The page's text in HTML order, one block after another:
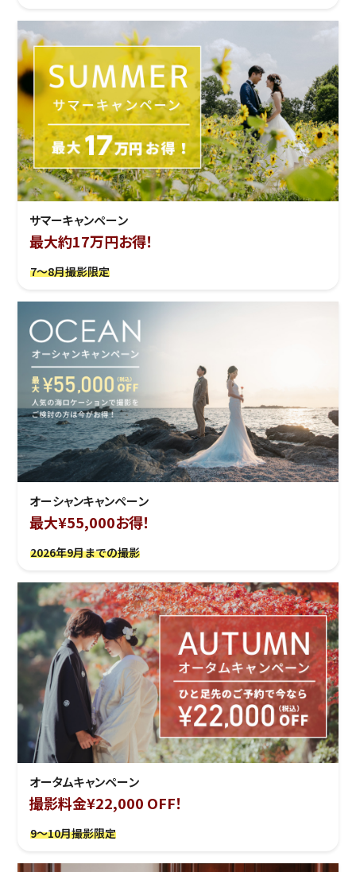
サマーキャンペーン
最大約17万円お得！
7～8月撮影限定
オーシャンキャンペーン
最大¥55,000お得！
2026年9月までの撮影
オータムキャンペーン
撮影料金¥22,000 OFF！
9～10月撮影限定